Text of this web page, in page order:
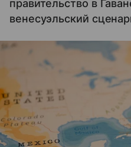
правительство в
венесуэльский